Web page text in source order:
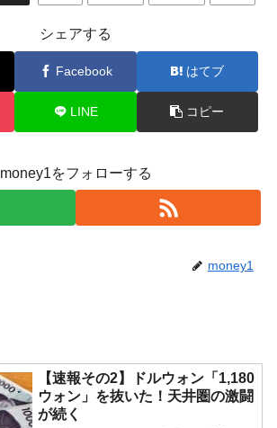
シェアする
Facebook はてブ
LINE コピー
money1をフォローする
money1
【速報その2】ドルウォン「1,180
ウォン」を抜いた！天井圏の激闘
が続く